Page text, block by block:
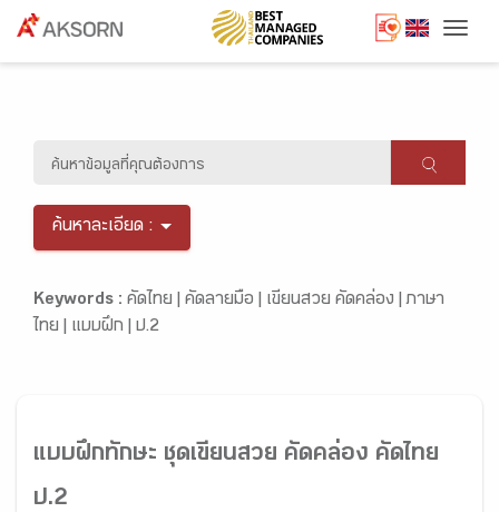
ค้นหาละเอียด :
Keywords : คัดไทย | คัดลายมือ | เขียนสวย คัดคล่อง |ภาษา
ไทย | แบบฝึก | ป.2
แบบฝึกทักษะ ชุดเขียนสวย คัดคล่อง คัดไทย
ป.2